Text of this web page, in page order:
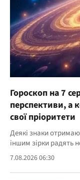
Гороскоп на 7
перспективи, а
свої пріоритети
Деякі знаки
іншим зірки радять
7.08.2026 06:30